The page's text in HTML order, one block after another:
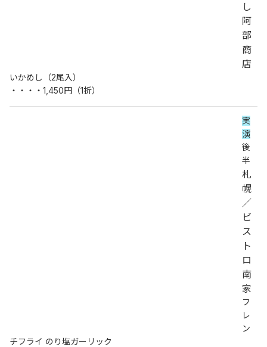
し
阿
部
商
店
いかめし（2尾入）
・・・・1,450円（1折）
実
演
後
半
札
幌
／
ビ
ス
ト
ロ
南
家
フ
レ
ン
チフライ のり塩ガーリック